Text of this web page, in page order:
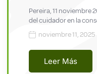
Pereira, 11 noviembre
del cuidador en la
noviembre 11, 2025
Leer Más